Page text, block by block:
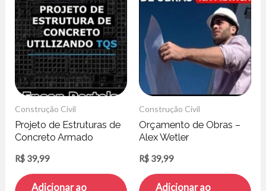
Construção Civil
Projeto de Estruturas de
Concreto Armado
Portela
R$ 39,99
Adicionar ao
Construção Civil
Orçamento de Obras –
Alex Wetler
R$ 39,99
Adicionar ao